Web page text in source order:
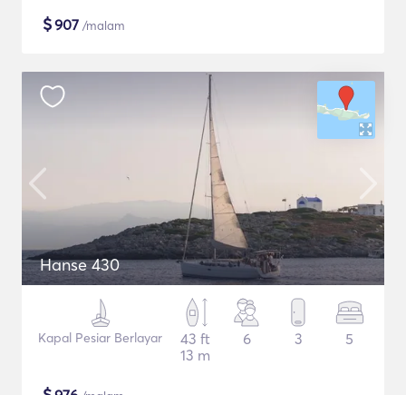
$907 /malam
Hanse 430
Kapal Pesiar Berlayar
43 ft
13 m
6 3 5